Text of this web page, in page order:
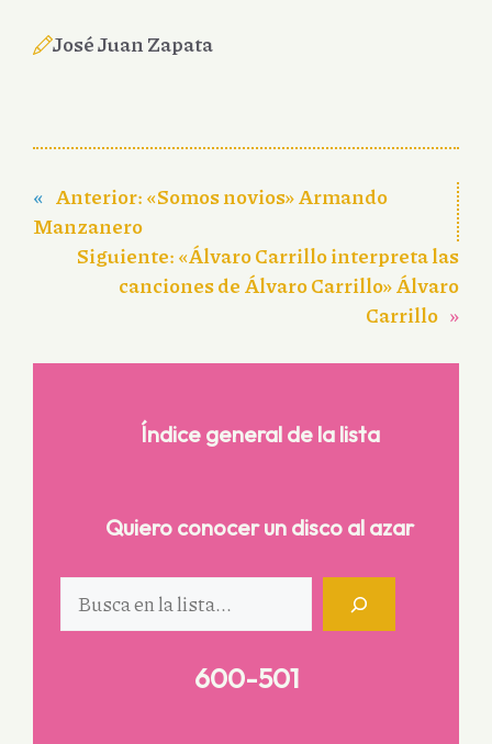
José Juan Zapata
« Anterior:«Somos novios» Armando
Manzanero
Siguiente:«Álvaro Carrillo interpreta las
canciones de Álvaro Carrillo» Álvaro
Carrillo »
Índice general de la lista
Quiero conocer un disco al azar
600-501